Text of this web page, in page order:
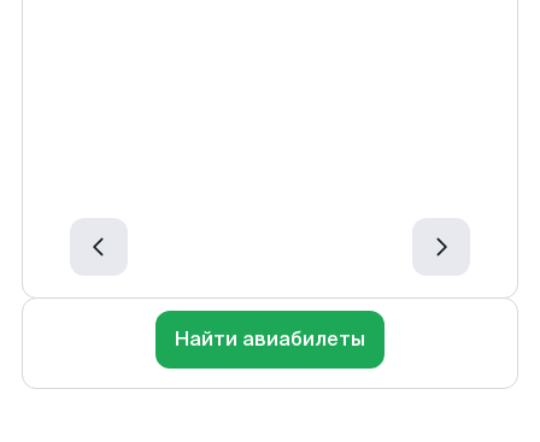
Найти авиабилеты